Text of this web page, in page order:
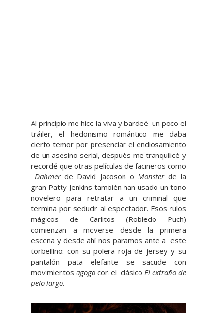
Al principio me hice la viva y bardeé un poco el
tráiler, el hedonismo romántico me daba
cierto temor por presenciar el endiosamiento
de un asesino serial, después me tranquilicé y
recordé que otras películas de facineros como
Dahmerde David Jacoson o Monsterde la
gran Patty Jenkins también han usado un tono
novelero para retratar a un criminal que
termina por seducir al espectador. Esos rulos
mágicos de Carlitos (Robledo Puch)
comienzan a moverse desde la primera
escena y desde ahí nos paramos ante a este
torbellino: con su polera roja de jersey y su
pantalón pata elefante se sacude con
movimientos agogo con el clásico El extraño de
pelo largo.